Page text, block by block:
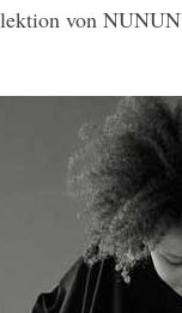
von